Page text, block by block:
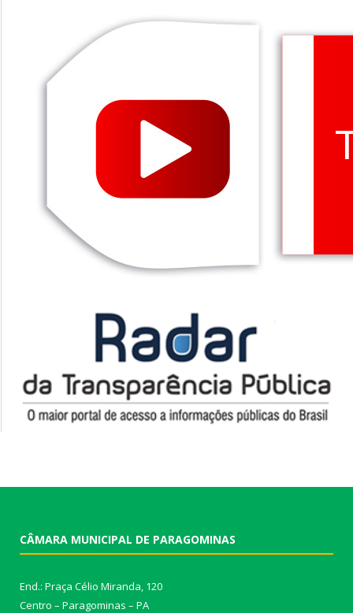
CÂMARA MUNICIPAL DE PARAGOMINAS
End.: Praça Célio Miranda, 120
Centro – Paragominas – PA